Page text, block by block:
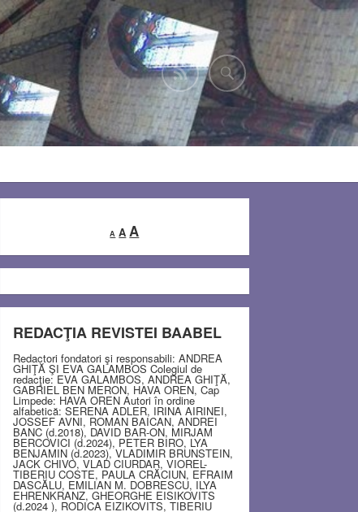
A
Decrease
font
A Reset
AIncrease
font
REDACŢIA REVISTEI BAABEL
Redactori fondatori şi responsabili: ANDREA
GHIŢĂ ŞI EVA GALAMBOS Colegiul de
redacţie: EVA GALAMBOS, ANDREA GHIŢĂ,
GABRIEL BEN MERON, HAVA OREN, Cap
Limpede: HAVA OREN Autori în ordine
alfabetică: SERENA ADLER, IRINA AIRINEI,
JOSSEF AVNI, ROMAN BAICAN, ANDREI
BANC (d.2018), DAVID BAR-ON, MIRJAM
BERCOVICI (d.2024), PETER BIRO, LYA
BENJAMIN (d.2023), VLADIMIR BRUNSTEIN,
JACK CHIVO, VLAD CIURDAR, VIOREL-
TIBERIU COSTE, PAULA CRĂCIUN, EFRAIM
DASCĂLU, EMILIAN M. DOBRESCU, ILYA
EHRENKRANZ, GHEORGHE EISIKOVITS
(d.2024 ), RODICA EIZIKOVITS, TIBERIU